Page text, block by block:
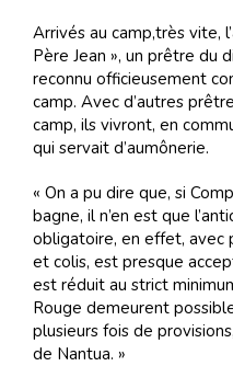
Arrivés au camp,très vite,
Père Jean », un prêtre du
reconnu officieusement
camp. Avec d’autres
camp, ils vivront, en
qui servait d’aumônerie.
« On a pu dire que, si
bagne, il n’en est que
obligatoire, en effet,
et colis, est presque
est réduit au strict
Rouge demeurent
plusieurs fois de
de Nantua. »